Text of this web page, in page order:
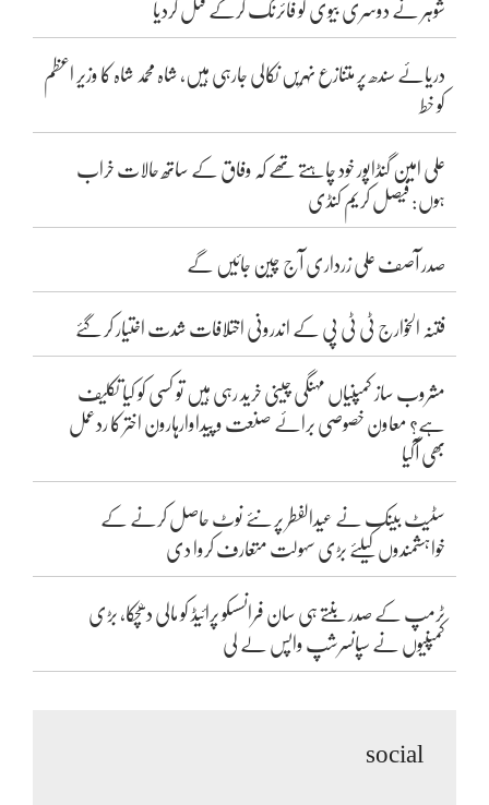
شوہر نے دوسری بیوی کو فائرنگ کرکے قتل کردیا
دریائے سندھ پر متنازع نہریں نکالی جارہی ہیں، شاہ محمد شاہ کا وزیر اعظم
کو خط
علی امین گنڈاپور خود چاہتے تھے کہ وفاق کے ساتھ حالات خراب
ہوں: فیصل کریم کنڈی
صدر آصف علی زرداری آج چین جائیں گے
فتنہ الخوارج ٹی ٹی پی کے اندرونی اختلافات شدت اختیار کر گئے
مشروب ساز کمپنیاں مہنگی چینی خرید رہی ہیں تو کسی کو کیا تکلیف
ہے؟ معاون خصوصی برائے صنعت و پیداوارہارون اختر کا ردعمل
بھی آگیا
سٹیٹ بینک نے عیدالفطر پر نئے نوٹ حاصل کرنے کے
خواہشمندوں کیلئے بڑی سہولت متعارف کروا دی
ٹرمپ کے صدر بنتے ہی سان فرانسسکو پرائیڈ کو مالی دھچکا، بڑی
کمپنیوں نے سپانسرشپ واپس لے لی
social